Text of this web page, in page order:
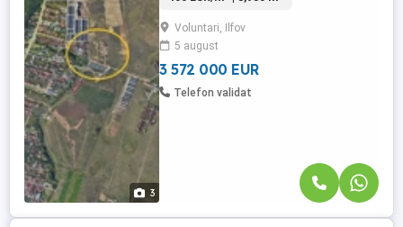
3
imediata apropiere a pădurii, terenul
beneficiază de liniște, și acces rapid către
principalele zone ...
Voluntari, Ilfov
5 august
3 572 000 EUR
Telefon validat